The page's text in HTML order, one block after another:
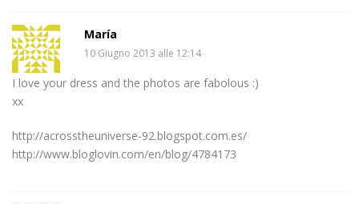
María
10 Giugno 2013 alle 12:14
I love your dress and the photos are fabolous :)
xx
http://acrosstheuniverse-92.blogspot.com.es/
http://www.bloglovin.com/en/blog/4784173